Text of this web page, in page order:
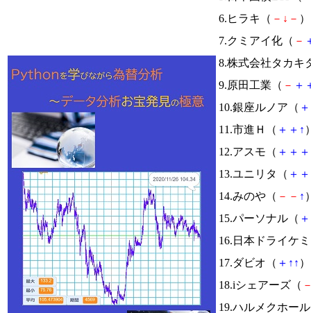
6.ヒラキ（ － ↓ －
7.クミアイ化（ －
8.株式会社タカキ
9.原田工業（ － ＋
10.銀座ルノア（ ＋
11.市進Ｈ（ ＋ ＋ ↑
12.アスモ（ ＋ ＋ ＋
13.ユニリタ（ ＋ ＋
14.みのや（ － － ↑
15.パーソナル（ ＋
16.日本ドライケ
17.ダビオ（ ＋ ↑ ↑
18.iシェアーズ（
19.ハルメクホー